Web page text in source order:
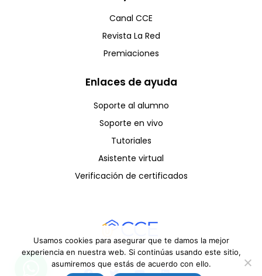
Canal CCE
Revista La Red
Premiaciones
Enlaces de ayuda
Soporte al alumno
Soporte en vivo
Tutoriales
Asistente virtual
Verificación de certificados
Copyright © CCE 2025 - Todos los derechos reservados
Usamos cookies para asegurar que te damos la mejor
experiencia en nuestra web. Si continúas usando este sitio,
asumiremos que estás de acuerdo con ello.